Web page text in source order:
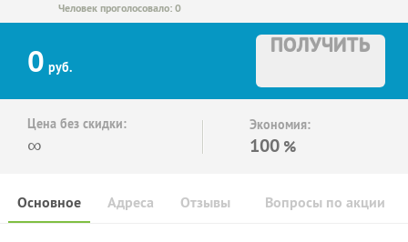
Человек проголосовало: 0
0 руб.
ПОЛУЧИТЬ
Цена без скидки:
∞
Экономия:
100 %
Основное Отзывы Вопросы по акции
Адреса